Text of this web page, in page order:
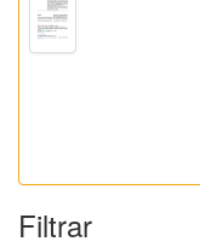
Filtrar